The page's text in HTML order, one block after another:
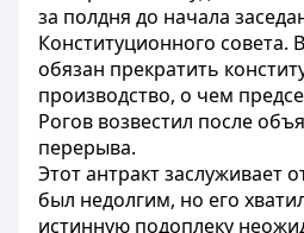
за полдня до начала
Конституционного совета.
обязан прекратить
производство, о чем
Рогов возвестил после
перерыва.
Этот антракт заслуживает
был недолгим, но его
истинную подоплеку